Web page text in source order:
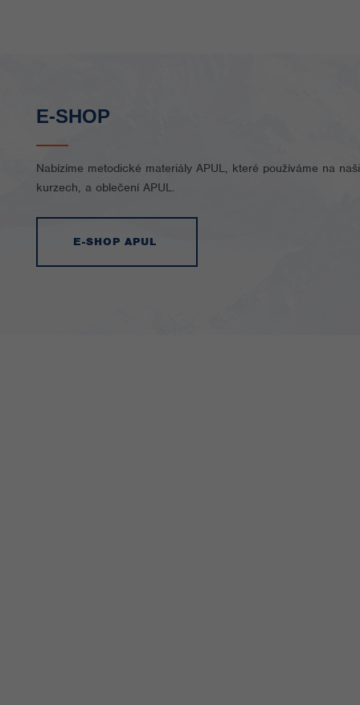
E-SHOP
Nabízíme metodické materiály APUL, které používáme na
kurzech, a oblečení APUL.
E-SHOP APUL